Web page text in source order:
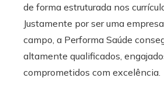
de forma estruturada nos
Justamente por ser uma
campo, a Performa Saúde
altamente qualificados,
comprometidos com excelência.